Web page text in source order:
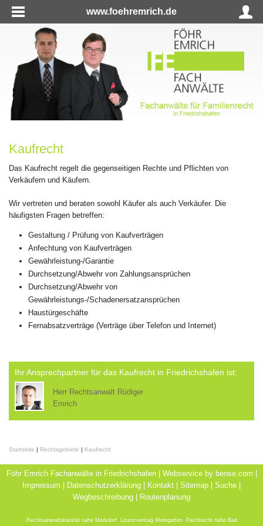
www.foehremrich.de
Kaufrecht
Das Kaufrecht regelt die gegenseitigen Rechte und Pflichten von
Verkäufern und Käufern.
Wir vertreten und beraten sowohl Käufer als auch Verkäufer. Die
häufigsten Fragen betreffen:
Gestaltung / Prüfung von Kaufverträgen
Anfechtung von Kaufverträgen
Gewährleistung-/Garantie
Durchsetzung/Abwehr von Zahlungsansprüchen
Durchsetzung/Abwehr von
Gewährleistungs-/Schadenersatzansprüchen
Haustürgeschäfte
Fernabsatzverträge (Verträge über Telefon und Internet)
Ihr Ansprechpartner für das Kaufrecht in Friedrichshafen ist:
Herr Rechtsanwalt Rüdiger
Emrich
Startseite | Rechtsgebiete | Kaufrecht
Föhr Emrich Fachanwälte in Friedrichshafen | Webservice by bense.com
Impressum
Datenschutzerklärung Kontakt Sitemap Suche
Wegbeschreibung
Routenplanung
Rechtsanwaltskanzlei nahe Markdorf, Lizenzvertrag Weingarten, Pachtrecht nahe Bad